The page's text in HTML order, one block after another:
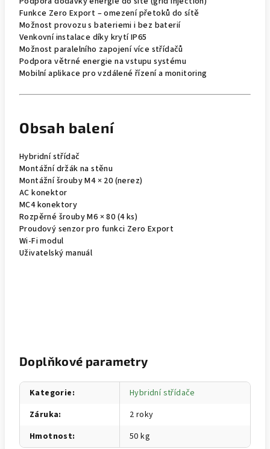
Funkce Zero Export – omezení přetoků do sítě
Možnost provozu s bateriemi i bez baterií
Venkovní instalace díky krytí IP65
Možnost paralelního zapojení více střídačů
Podpora větrné energie na vstupu systému
Mobilní aplikace pro vzdálené řízení a monitoring
Obsah balení
Hybridní střídač
Montážní držák na stěnu
Montážní šrouby M4 × 20 (nerez)
AC konektor
MC4 konektory
Rozpěrné šrouby M6 × 80 (4 ks)
Proudový senzor pro funkci Zero Export
Wi-Fi modul
Uživatelský manuál
Doplňkové parametry
Kategorie:
Hybridní střídače
Záruka:
2 roky
Hmotnost: 50 kg